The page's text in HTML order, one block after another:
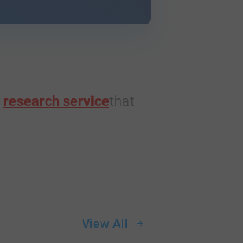
research servicethat
View All